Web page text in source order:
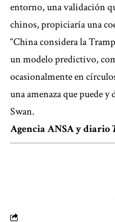
entorno, una validación
chinos, propiciaría una
“China considera la
un modelo predictivo,
ocasionalmente en
una amenaza que puede y
Swan.
Agencia ANSA y diario